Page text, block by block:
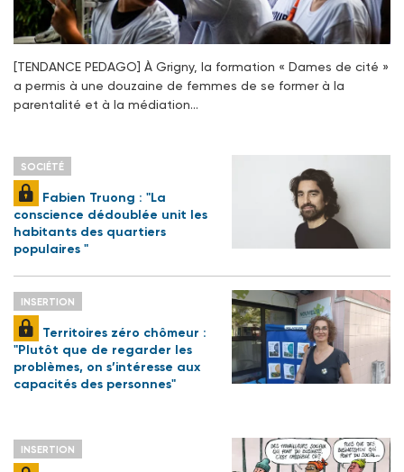
[TENDANCE PEDAGO] À Grigny, la formation « Dames de cité »
a permis à une douzaine de femmes de se former à la
parentalité et à la médiation…
SOCIÉTÉ
Fabien Truong : "La
conscience dédoublée unit les
habitants des quartiers
populaires "
INSERTION
Territoires zéro chômeur :
"Plutôt que de regarder les
problèmes, on s’intéresse aux
capacités des personnes"
INSERTION